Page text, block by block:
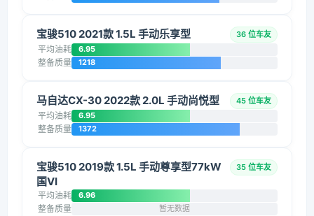
宝骏510 2021款 1.5L 手动乐享型 36 位车友
平均油耗 6.95
整备质量 1218
马自达CX-30 2022款 2.0L 手动尚悦型 45 位车友
平均油耗 6.95
整备质量 1372
宝骏510 2019款 1.5L 手动尊享型77kW
国VI
35 位车友
平均油耗 6.96
整备质量 暂无数据